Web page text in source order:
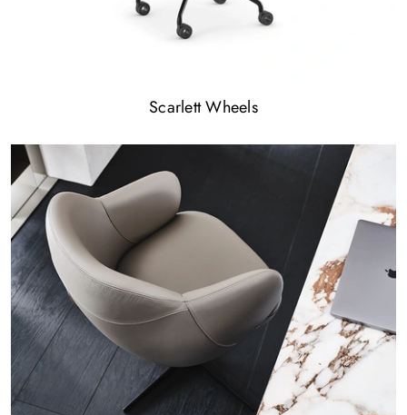
Scarlett Wheels